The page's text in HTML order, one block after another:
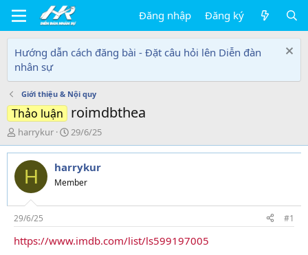
Đăng nhập Đăng ký
Hướng dẫn cách đăng bài - Đặt câu hỏi lên Diễn đàn
nhân sự
Giới thiệu & Nội quy
Thảo luận roimdbthea
T
h
r
e
d
s
t
a
r
harrykur
N
g
à
y
g
i
29/6/25
H harrykur
Member
29/6/25 #1
https://www.imdb.com/list/ls599197005